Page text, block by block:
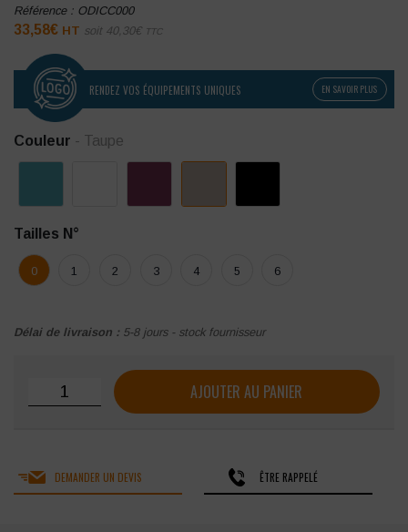
Référence : ODICC000
33,58€ HT soit 40,30€ TTC
RENDEZ VOS ÉQUIPEMENTS UNIQUES EN SAVOIR PLUS
Couleur - Taupe
Tailles N°
0 1 2 3 4 5 6
Délai de livraison : 5-8 jours - stock fournisseur
quantité de Tunique femme SNV Odile
AJOUTER AU PANIER
DEMANDER UN DEVIS ÊTRE RAPPELÉ